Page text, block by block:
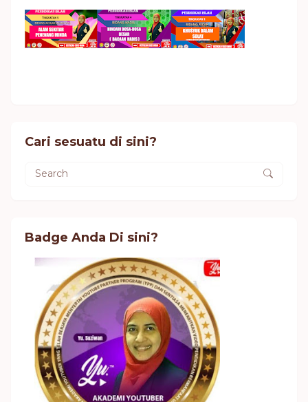
Cari sesuatu di sini?
Badge Anda Di sini?